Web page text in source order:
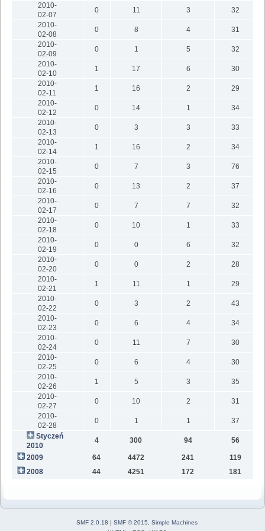
2010-
02-07
0 11 3
32
2010-
02-08
0 8 4
31
2010-
02-09
0 1 5
32
2010-
02-10
1 17 6
30
2010-
02-11
1 16 2
29
2010-
02-12
0 14 1
34
2010-
02-13
0 3 3
33
2010-
02-14
1 16 2
34
2010-
02-15
0 7 3
76
2010-
02-16
0 13 2
37
2010-
02-17
0 7 7
32
2010-
02-18
0 10 1
33
2010-
02-19
0 0 6
32
2010-
02-20
0 0 2
28
2010-
02-21
1 11 1
29
2010-
02-22
0 3 2
43
2010-
02-23
0 6 4
34
2010-
02-24
0 11 7
30
2010-
02-25
0 6 4
30
2010-
02-26
1 5 3
35
2010-
02-27
0 10 2
31
2010-
02-28
0 1 1
37
Styczeń
2010
4 300 94 56
2009 64 4472 241
119
2008
44 4251 172 181
SMF 2.0.18 | SMF © 2015
Simple Machines